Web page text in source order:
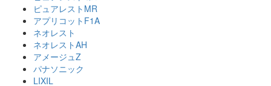
ピュアレストMR
アプリコットF1A
ネオレスト
ネオレストAH
アメージュZ
パナソニック
LIXIL